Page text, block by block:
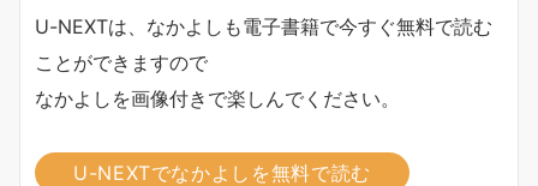
U-NEXTは、なかよしも電子書籍で今すぐ無料で読む
ことができますので
なかよしを画像付きで楽しんでください。
U-NEXTでなかよしを無料で読む